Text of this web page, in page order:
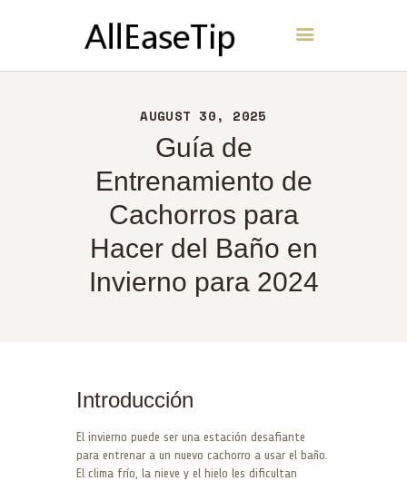
AUGUST 30, 2025
Guía de
Entrenamiento de
Cachorros para
Hacer del Baño en
Invierno para 2024
AllEaseTip
INICIO
ACERCA DE
CONTACTO
POLÍTICA
ESPAÑOL
Introducción
El invierno puede ser una estación desafiante
para entrenar a un nuevo cachorro a usar el baño.
El clima frío, la nieve y el hielo les dificultan